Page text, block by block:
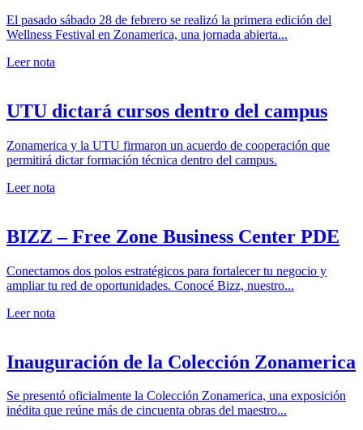
El pasado sábado 28 de febrero se realizó la primera edición del
Wellness Festival en Zonamerica, una jornada abierta...
Leer nota
UTU dictará cursos dentro del campus
Zonamerica y la UTU firmaron un acuerdo de cooperación que
permitirá dictar formación técnica dentro del campus.
Leer nota
BIZZ – Free Zone Business Center PDE
Conectamos dos polos estratégicos para fortalecer tu negocio y
ampliar tu red de oportunidades. Conocé Bizz, nuestro...
Leer nota
Inauguración de la Colección Zonamerica
Se presentó oficialmente la Colección Zonamerica, una exposición
inédita que reúne más de cincuenta obras del maestro...